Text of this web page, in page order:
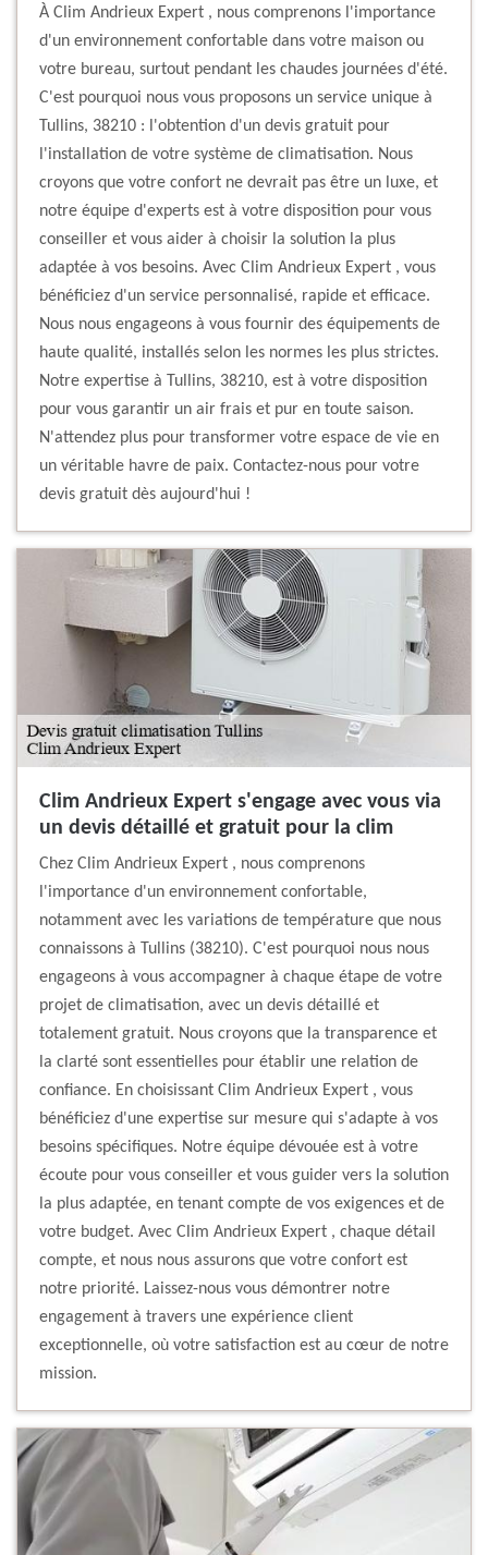
À Clim Andrieux Expert , nous comprenons l'importance
d'un environnement confortable dans votre maison ou
votre bureau, surtout pendant les chaudes journées d'été.
C'est pourquoi nous vous proposons un service unique à
Tullins, 38210 : l'obtention d'un devis gratuit pour
l'installation de votre système de climatisation. Nous
croyons que votre confort ne devrait pas être un luxe, et
notre équipe d'experts est à votre disposition pour vous
conseiller et vous aider à choisir la solution la plus
adaptée à vos besoins. Avec Clim Andrieux Expert , vous
bénéficiez d'un service personnalisé, rapide et efficace.
Nous nous engageons à vous fournir des équipements de
haute qualité, installés selon les normes les plus strictes.
Notre expertise à Tullins, 38210, est à votre disposition
pour vous garantir un air frais et pur en toute saison.
N'attendez plus pour transformer votre espace de vie en
un véritable havre de paix. Contactez-nous pour votre
devis gratuit dès aujourd'hui !
Clim Andrieux Expert s'engage avec vous via
un devis détaillé et gratuit pour la clim
Chez Clim Andrieux Expert , nous comprenons
l'importance d'un environnement confortable,
notamment avec les variations de température que nous
connaissons à Tullins (38210). C'est pourquoi nous nous
engageons à vous accompagner à chaque étape de votre
projet de climatisation, avec un devis détaillé et
totalement gratuit. Nous croyons que la transparence et
la clarté sont essentielles pour établir une relation de
confiance. En choisissant Clim Andrieux Expert , vous
bénéficiez d'une expertise sur mesure qui s'adapte à vos
besoins spécifiques. Notre équipe dévouée est à votre
écoute pour vous conseiller et vous guider vers la solution
la plus adaptée, en tenant compte de vos exigences et de
votre budget. Avec Clim Andrieux Expert , chaque détail
compte, et nous nous assurons que votre confort est
notre priorité. Laissez-nous vous démontrer notre
engagement à travers une expérience client
exceptionnelle, où votre satisfaction est au cœur de notre
mission.